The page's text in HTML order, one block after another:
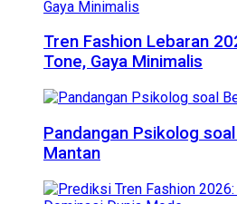
Tren Fashion Lebaran
Tone, Gaya Minimalis
Pandangan Psikolog
Mantan